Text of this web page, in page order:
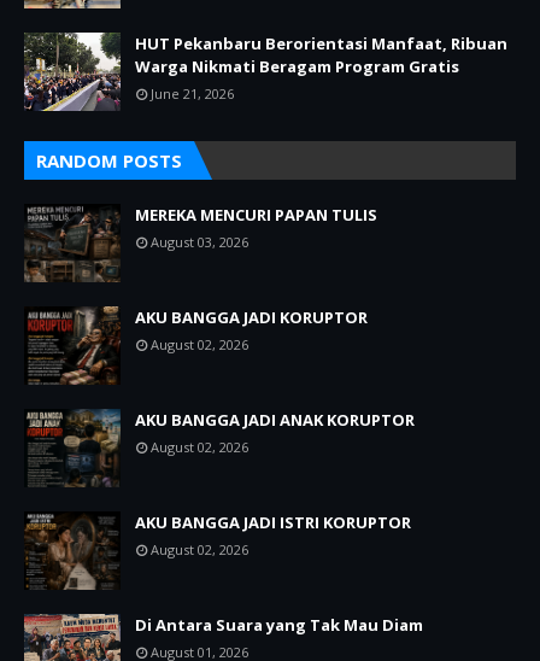
HUT Pekanbaru Berorientasi Manfaat, Ribuan
Warga Nikmati Beragam Program Gratis
June 21, 2026
RANDOM POSTS
MEREKA MENCURI PAPAN TULIS
August 03, 2026
AKU BANGGA JADI KORUPTOR
August 02, 2026
AKU BANGGA JADI ANAK KORUPTOR
August 02, 2026
AKU BANGGA JADI ISTRI KORUPTOR
August 02, 2026
Di Antara Suara yang Tak Mau Diam
August 01, 2026